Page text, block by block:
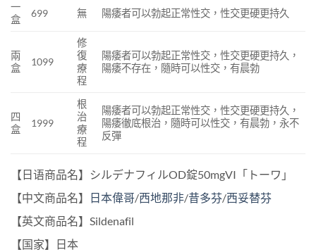
一
盒
699 無 陽痿者可以勃起正常性交，性交更硬更持久
兩
盒
1099
修
復
療
程
陽痿者可以勃起正常性交，性交更硬更持久，
陽痿不存在，隨時可以性交，有晨勃
四
盒
1999
根
治
療
程
陽痿者可以勃起正常性交，性交更硬更持久，
陽痿徹底根治，隨時可以性交，有晨勃，永不
反彈
【日语商品名】シルデナフィルOD錠50mgVI「トーワ」
【中文商品名】
日本偉哥/西地那非/昔多芬/西妥替芬
【英文商品名】Sildenafil
【国家】日本